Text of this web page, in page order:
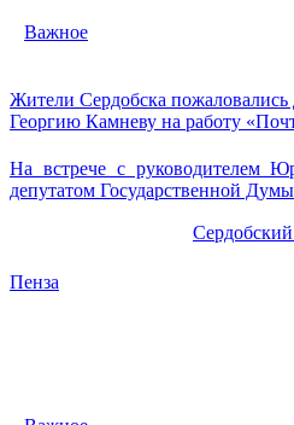
Важное
Жители Сердобска
Георгию Камневу на работу
На встрече с руководителем
депутатом Государственной
Пенза